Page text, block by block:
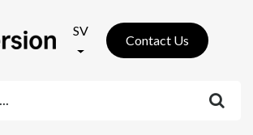
SV
Contact Us